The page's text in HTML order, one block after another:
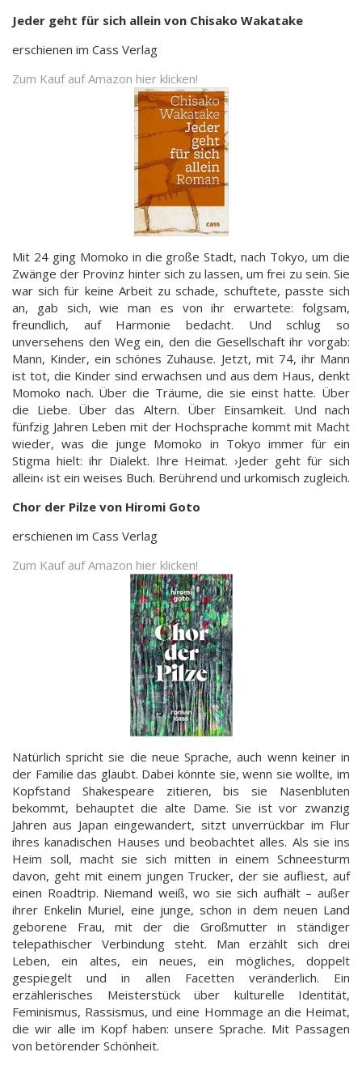
Jeder geht für sich allein von Chisako Wakatake
erschienen im Cass Verlag
Zum Kauf auf Amazon hier klicken!
Mit 24 ging Momoko in die große Stadt, nach Tokyo, um die
Zwänge der Provinz hinter sich zu lassen, um frei zu sein. Sie
war sich für keine Arbeit zu schade, schuftete, passte sich
an, gab sich, wie man es von ihr erwartete: folgsam,
freundlich, auf Harmonie bedacht. Und schlug so
unversehens den Weg ein, den die Gesellschaft ihr vorgab:
Mann, Kinder, ein schönes Zuhause. Jetzt, mit 74, ihr Mann
ist tot, die Kinder sind erwachsen und aus dem Haus, denkt
Momoko nach. Über die Träume, die sie einst hatte. Über
die Liebe. Über das Altern. Über Einsamkeit. Und nach
fünfzig Jahren Leben mit der Hochsprache kommt mit Macht
wieder, was die junge Momoko in Tokyo immer für ein
Stigma hielt: ihr Dialekt. Ihre Heimat. ›Jeder geht für sich
allein‹ ist ein weises Buch. Berührend und urkomisch zugleich.
Chor der Pilze von Hiromi Goto
erschienen im Cass Verlag
Zum Kauf auf Amazon hier klicken!
Natürlich spricht sie die neue Sprache, auch wenn keiner in
der Familie das glaubt. Dabei könnte sie, wenn sie wollte, im
Kopfstand Shakespeare zitieren, bis sie Nasenbluten
bekommt, behauptet die alte Dame. Sie ist vor zwanzig
Jahren aus Japan eingewandert, sitzt unverrückbar im Flur
ihres kanadischen Hauses und beobachtet alles. Als sie ins
Heim soll, macht sie sich mitten in einem Schneesturm
davon, geht mit einem jungen Trucker, der sie aufliest, auf
einen Roadtrip. Niemand weiß, wo sie sich aufhält – außer
ihrer Enkelin Muriel, eine junge, schon in dem neuen Land
geborene Frau, mit der die Großmutter in ständiger
telepathischer Verbindung steht. Man erzählt sich drei
Leben, ein altes, ein neues, ein mögliches, doppelt
gespiegelt und in allen Facetten veränderlich. Ein
erzählerisches Meisterstück über kulturelle Identität,
Feminismus, Rassismus, und eine Hommage an die Heimat,
die wir alle im Kopf haben: unsere Sprache. Mit Passagen
von betörender Schönheit.